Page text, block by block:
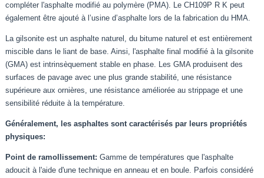
compléter l'asphalte modifié au polymère (PMA). Le CH109P R K peut
également être ajouté à l’usine d’asphalte lors de la fabrication du HMA.
La gilsonite est un asphalte naturel, du bitume naturel et est entièrement
miscible dans le liant de base. Ainsi, l'asphalte final modifié à la gilsonite
(GMA) est intrinsèquement stable en phase. Les GMA produisent des
surfaces de pavage avec une plus grande stabilité, une résistance
supérieure aux ornières, une résistance améliorée au strippage et une
sensibilité réduite à la température.
Généralement, les asphaltes sont caractérisés par leurs propriétés
physiques:
Point de ramollissement: Gamme de températures que l'asphalte
adoucit à l'aide d'une technique en anneau et en boule. Parfois considéré